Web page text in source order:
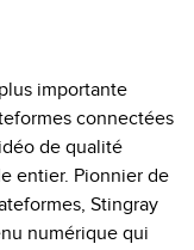
importante
connectées
de qualité
entier. Pionnier de
Stingray
numérique qui